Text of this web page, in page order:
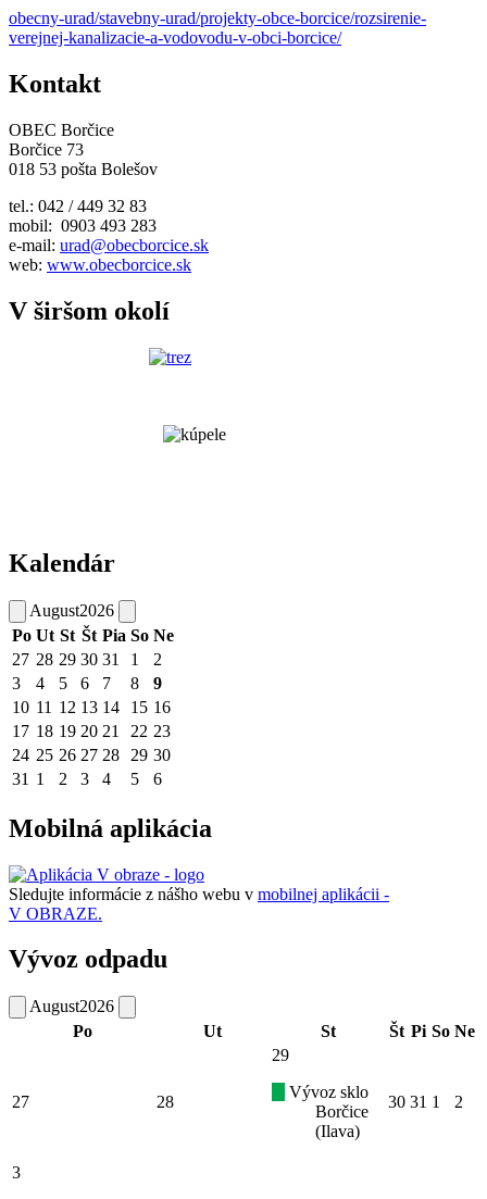
obecny-urad/stavebny-urad/projekty-obce-borcice/rozsirenie-
verejnej-kanalizacie-a-vodovodu-v-obci-borcice/
Kontakt
OBEC Borčice
Borčice 73
018 53 pošta Bolešov
tel.: 042 / 449 32 83
mobil: 0903 493 283
e-mail: urad@obecborcice.sk
web: www.obecborcice.sk
V širšom okolí
Kalendár
August2026
Po Ut St Št Pia So Ne
27 28 29 30 31 1
2
3
4 5 6 7 8
9
10 11 12 13 14 15 16
17 18 19 20 21 22 23
24 25 26 27 28 29 30
31 1 2 3 4 5 6
Mobilná aplikácia
Sledujte informácie z nášho webu v mobilnej aplikácii -
V OBRAZE.
Vývoz odpadu
August2026
Po
Ut St Št Pi So Ne
27 28
29
Vývoz sklo
Borčice
(Ilava)
30 31 1 2
3